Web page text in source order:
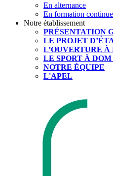
En alternance
En formation continue
Notre établissement
PRÉSENTATION
LE PROJET
L’OUVERTURE
LE SPORT À DOM
NOTRE ÉQUIPE
L'APEL